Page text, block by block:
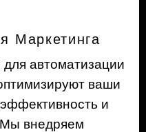
Маркетинга
автоматизации
ваши
и
Мы внедряем